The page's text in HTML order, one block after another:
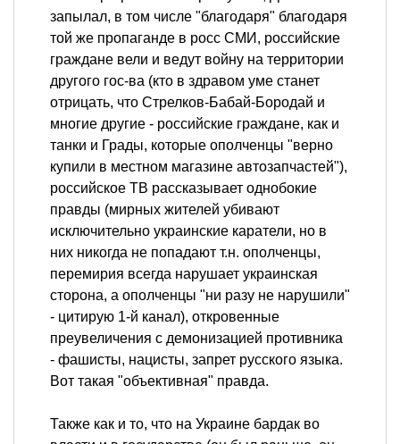
запылал, в том числе "благодаря" благодаря
той же пропаганде в росс СМИ, российские
граждане вели и ведут войну на территории
другого гос-ва (кто в здравом уме станет
отрицать, что Стрелков-Бабай-Бородай и
многие другие - российские граждане, как и
танки и Грады, которые ополченцы "верно
купили в местном магазине автозапчастей"),
российское ТВ рассказывает однобокие
правды (мирных жителей убивают
исключительно украинские каратели, но в
них никогда не попадают т.н. ополченцы,
перемирия всегда нарушает украинская
сторона, а ополченцы "ни разу не нарушили"
- цитирую 1-й канал), откровенные
преувеличения с демонизацией противника
- фашисты, нацисты, запрет русского языка.
Вот такая "объективная" правда.
Также как и то, что на Украине бардак во